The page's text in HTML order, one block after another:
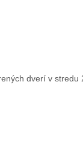
dverí v stredu